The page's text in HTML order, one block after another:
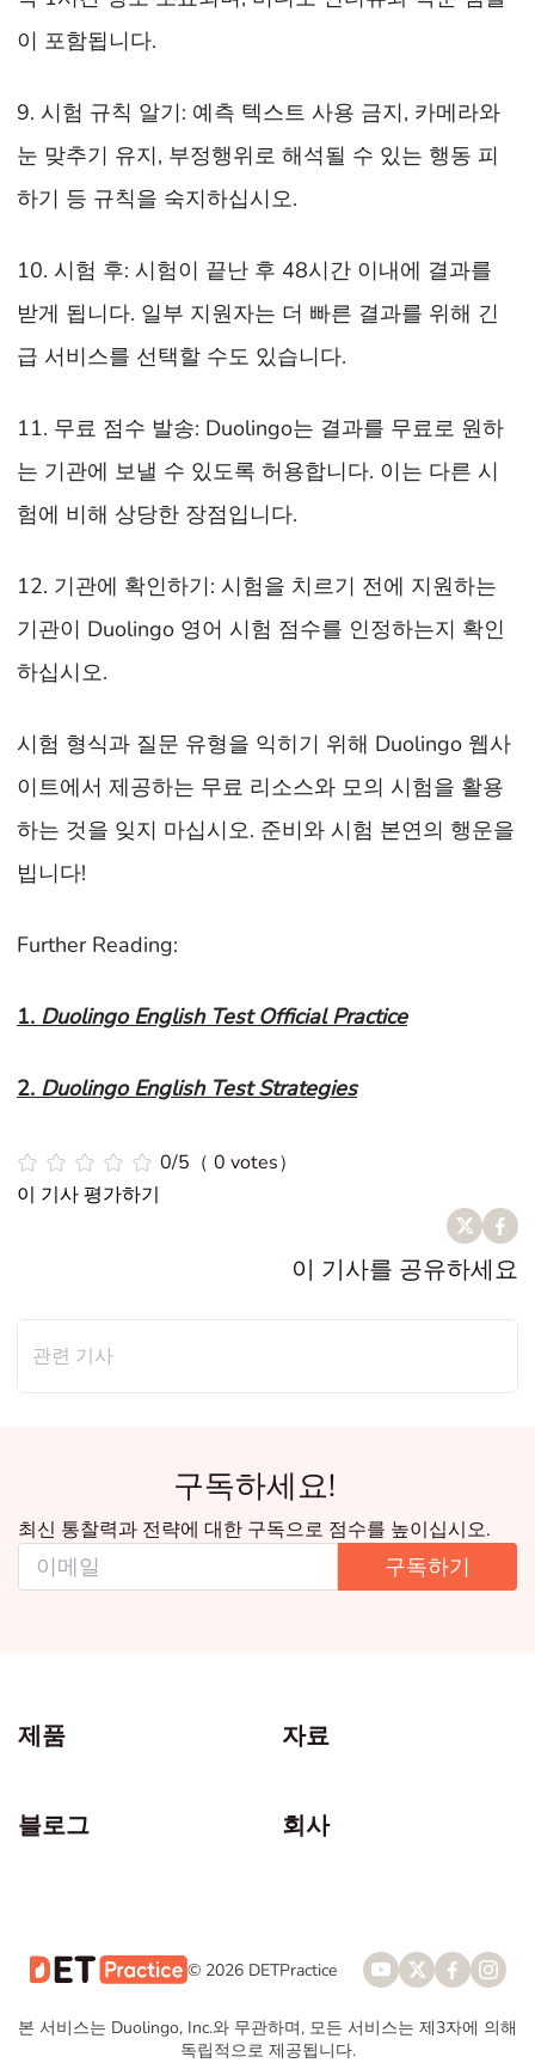
이 포함됩니다.
9. 시험 규칙 알기: 예측 텍스트 사용 금지, 카메라와
눈 맞추기 유지, 부정행위로 해석될 수 있는 행동 피
하기 등 규칙을 숙지하십시오.
10. 시험 후: 시험이 끝난 후 48시간 이내에 결과를
받게 됩니다. 일부 지원자는 더 빠른 결과를 위해 긴
급 서비스를 선택할 수도 있습니다.
11. 무료 점수 발송: Duolingo는 결과를 무료로 원하
는 기관에 보낼 수 있도록 허용합니다. 이는 다른 시
험에 비해 상당한 장점입니다.
12. 기관에 확인하기: 시험을 치르기 전에 지원하는
기관이 Duolingo 영어 시험 점수를 인정하는지 확인
하십시오.
시험 형식과 질문 유형을 익히기 위해 Duolingo 웹사
이트에서 제공하는 무료 리소스와 모의 시험을 활용
하는 것을 잊지 마십시오. 준비와 시험 본연의 행운을
빕니다!
Further Reading:
1. Duolingo English Test Official Practice
2. Duolingo English Test Strategies
0/5（ 0 votes）
이 기사 평가하기
이 기사를 공유하세요
관련 기사
구독하세요!
최신 통찰력과 전략에 대한 구독으로 점수를 높이십시오.
구독하기
제품 자료
블로그 회사
© 2026 DETPractice
본 서비스는 Duolingo, Inc.와 무관하며, 모든 서비스는 제3자에 의해
독립적으로 제공됩니다.